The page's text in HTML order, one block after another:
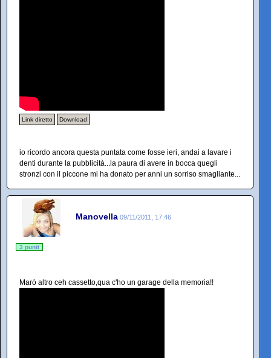
Link diretto Download
io ricordo ancora questa puntata come fosse ieri, andai a lavare i
denti durante la pubblicità...la paura di avere in bocca quegli
stronzi con il piccone mi ha donato per anni un sorriso smagliante...
Manovella 09/11/2011, 17:46
3 punti
Marò altro ceh cassetto,qua c'ho un garage della memoria!!